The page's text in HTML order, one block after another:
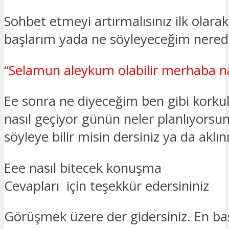
Sohbet etmeyi artırmalısınız ilk
başlarım yada ne söyleyeceğim
“Selamun aleykum olabilir merhaba
Ee sonra ne diyeceğim ben gibi
nasıl geçiyor günün neler
söyleye bilir misin dersiniz ya da
Eee nasıl bitecek konuşma
Cevapları için teşekkür edersininiz
Görüşmek üzere der gidersiniz. En